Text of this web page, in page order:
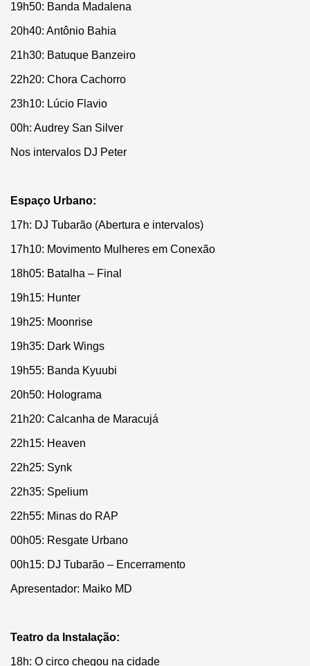
19h50: Banda Madalena
20h40: Antônio Bahia
21h30: Batuque Banzeiro
22h20: Chora Cachorro
23h10: Lúcio Flavio
00h: Audrey San Silver
Nos intervalos DJ Peter
Espaço Urbano:
17h: DJ Tubarão (Abertura e intervalos)
17h10: Movimento Mulheres em Conexão
18h05: Batalha – Final
19h15: Hunter
19h25: Moonrise
19h35: Dark Wings
19h55: Banda Kyuubi
20h50: Holograma
21h20: Calcanha de Maracujá
22h15: Heaven
22h25: Synk
22h35: Spelium
22h55: Minas do RAP
00h05: Resgate Urbano
00h15: DJ Tubarão – Encerramento
Apresentador: Maiko MD
Teatro da Instalação:
18h: O circo chegou na cidade